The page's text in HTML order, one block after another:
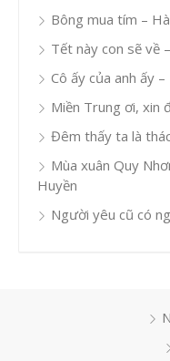
Bông mua tím –
Tết này con sẽ về
Cô ấy của anh ấy
Miền Trung ơi, xin
Đêm thấy ta là
Mùa xuân Quy
Huyền
Người yêu cũ có